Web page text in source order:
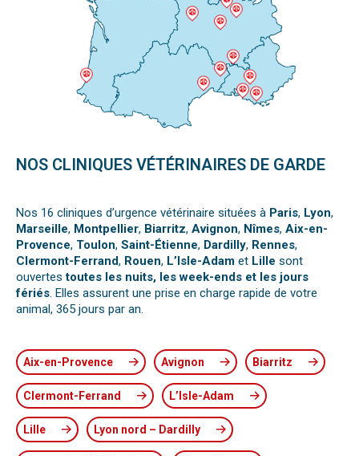
NOS CLINIQUES VÉTÉRINAIRES DE GARDE
Nos 16 cliniques d’urgence vétérinaire situées à Paris, Lyon,
Marseille, Montpellier, Biarritz, Avignon, Nîmes, Aix-en-
Provence, Toulon, Saint-Étienne, Dardilly, Rennes,
Clermont-Ferrand, Rouen, L’Isle-Adam et Lille sont
ouvertestoutes les nuits, les week-ends et les jours
fériés. Elles assurent une prise en charge rapide de votre
animal, 365 jours par an.
Aix-en-Provence Avignon Biarritz
Clermont-Ferrand L’Isle-Adam
Lille Lyon nord – Dardilly